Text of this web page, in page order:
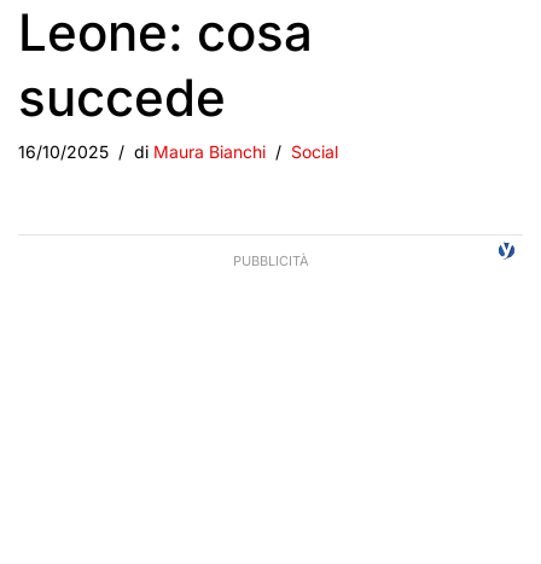
Leone: cosa
succede
16/10/2025 di Maura Bianchi Social